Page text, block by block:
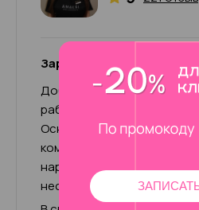
Зарина (+500р к чеку)
Добрый день! Меня зовут
работы в бьюти-сфере
Основными
комбинированный и
наращивание, педикюр,
несложные дизайны.